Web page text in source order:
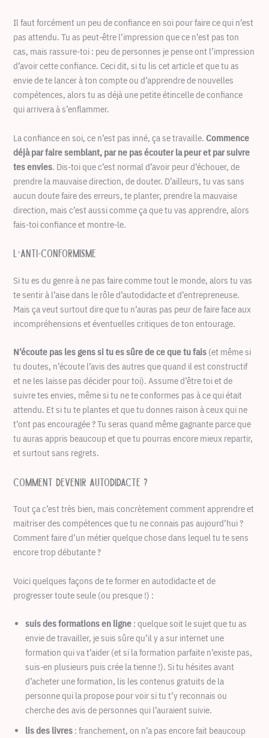
Il faut forcément un peu de confiance en soi pour faire ce qui n’est
pas attendu. Tu as peut-être l’impression que ce n’est pas ton
cas, mais rassure-toi : peu de personnes je pense ont l’impression
d’avoir cette confiance. Ceci dit, si tu lis cet article et que tu as
envie de te lancer à ton compte ou d’apprendre de nouvelles
compétences, alors tu as déjà une petite étincelle de confiance
qui arrivera à s’enflammer.
La confiance en soi, ce n’est pas inné, ça se travaille.Commence
déjà par faire semblant, par ne pas écouter la peur et par suivre
tes envies. Dis-toi que c’est normal d’avoir peur d’échouer, de
prendre la mauvaise direction, de douter. D’ailleurs, tu vas sans
aucun doute faire des erreurs, te planter, prendre la mauvaise
direction, mais c’est aussi comme ça que tu vas apprendre, alors
fais-toi confiance et montre-le.
L’anti-conformisme
Si tu es du genre à ne pas faire comme tout le monde, alors tu vas
te sentir à l’aise dans le rôle d’autodidacte et d’entrepreneuse.
Mais ça veut surtout dire que tu n’auras pas peur de faire face aux
incompréhensions et éventuelles critiques de ton entourage.
N’écoute pas les gens si tu es sûre de ce que tu fais (et même si
tu doutes, n’écoute l’avis des autres que quand il est constructif
et ne les laisse pas décider pour toi). Assume d’être toi et de
suivre tes envies, même si tu ne te conformes pas à ce qui était
attendu. Et si tu te plantes et que tu donnes raison à ceux qui ne
t’ont pas encouragée ? Tu seras quand même gagnante parce que
tu auras appris beaucoup et que tu pourras encore mieux repartir,
et surtout sans regrets.
Comment devenir autodidacte ?
Tout ça c’est très bien, mais concrètement comment apprendre et
maitriser des compétences que tu ne connais pas aujourd’hui ?
Comment faire d’un métier quelque chose dans lequel tu te sens
encore trop débutante ?
Voici quelques façons de te former en autodidacte et de
progresser toute seule (ou presque !) :
suis des formations en ligne : quelque soit le sujet que tu as
envie de travailler, je suis sûre qu’il y a sur internet une
formation qui va t’aider (et si la formation parfaite n’existe pas,
suis-en plusieurs puis crée la tienne !). Si tu hésites avant
d’acheter une formation, lis les contenus gratuits de la
personne qui la propose pour voir si tu t’y reconnais ou
cherche des avis de personnes qui l’auraient suivie.
lis des livres : franchement, on n’a pas encore fait beaucoup